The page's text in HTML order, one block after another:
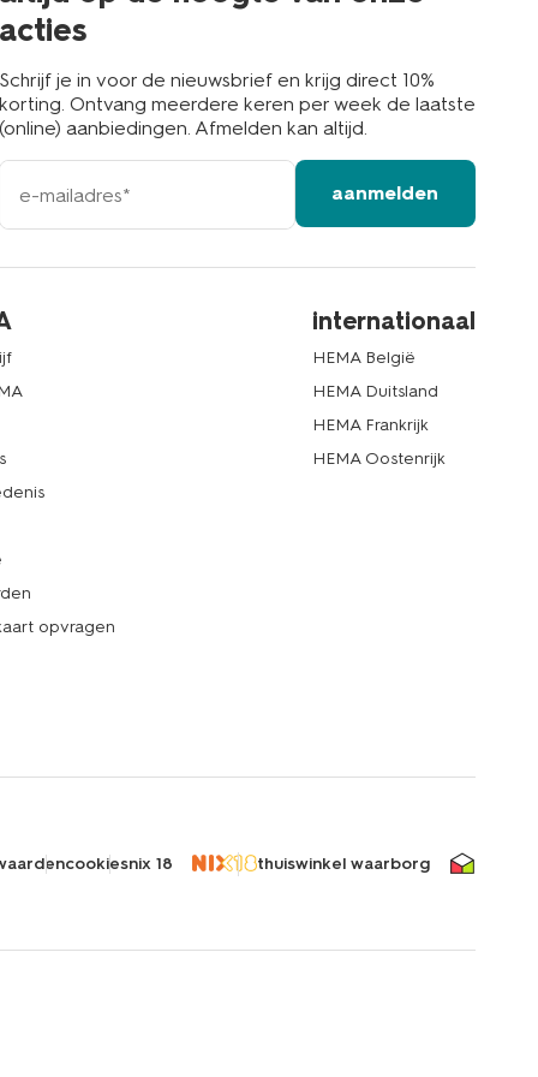
acties
Schrijf je in voor de nieuwsbrief en krijg direct 10%
korting. Ontvang meerdere keren per week de laatste
(online) aanbiedingen. Afmelden kan altijd.
e-
mailadres
aanmelden
opvragen
internationaal
HEMA België
HEMA Duitsland
HEMA Frankrijk
HEMA Oostenrijk
cookiesnix 18 thuiswinkel waarborg